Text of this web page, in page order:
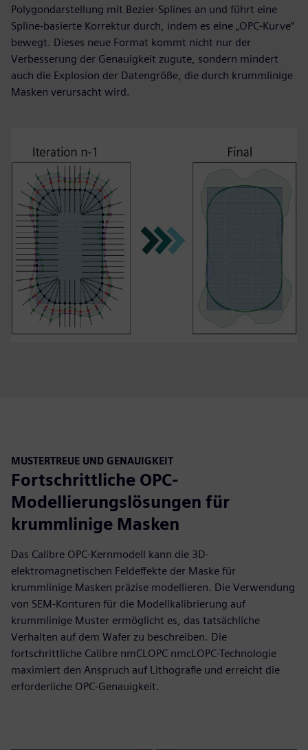
Polygondarstellung mit Bezier-Splines an und führt eine
Spline-basierte Korrektur durch, indem es eine „OPC-Kurve“
bewegt. Dieses neue Format kommt nicht nur der
Verbesserung der Genauigkeit zugute, sondern mindert
auch die Explosion der Datengröße, die durch krummlinige
Masken verursacht wird.
MUSTERTREUE UND GENAUIGKEIT
Fortschrittliche OPC-
Modellierungslösungen für
krummlinige Masken
Das Calibre OPC-Kernmodell kann die 3D-
elektromagnetischen Feldeffekte der Maske für
krummlinige Masken präzise modellieren. Die Verwendung
von SEM-Konturen für die Modellkalibrierung auf
krummlinige Muster ermöglicht es, das tatsächliche
Verhalten auf dem Wafer zu beschreiben. Die
fortschrittliche Calibre nmCLOPC nmcLOPC-Technologie
maximiert den Anspruch auf Lithografie und erreicht die
erforderliche OPC-Genauigkeit.